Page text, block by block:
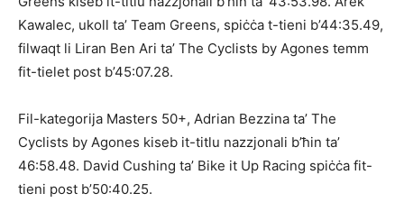
Kawalec, ukoll ta’ Team Greens, spiċċa t-tieni b’44:35.49,
filwaqt li Liran Ben Ari ta’ The Cyclists by Agones temm
fit-tielet post b’45:07.28.
Fil-kategorija Masters 50+, Adrian Bezzina ta’ The
Cyclists by Agones kiseb it-titlu nazzjonali b’ħin ta’
46:58.48. David Cushing ta’ Bike it Up Racing spiċċa fit-
tieni post b’50:40.25.